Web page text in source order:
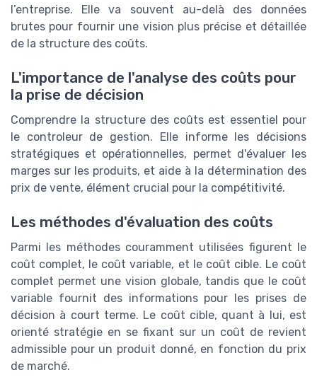
l’entreprise. Elle va souvent au-delà des données
brutes pour fournir une vision plus précise et détaillée
de la structure des coûts.
L'importance de l'analyse des coûts pour
la prise de décision
Comprendre la structure des coûts est essentiel pour
le controleur de gestion. Elle informe les décisions
stratégiques et opérationnelles, permet d'évaluer les
marges sur les produits, et aide à la détermination des
prix de vente, élément crucial pour la compétitivité.
Les méthodes d'évaluation des coûts
Parmi les méthodes couramment utilisées figurent le
coût complet, le coût variable, et le coût cible. Le coût
complet permet une vision globale, tandis que le coût
variable fournit des informations pour les prises de
décision à court terme. Le coût cible, quant à lui, est
orienté stratégie en se fixant sur un coût de revient
admissible pour un produit donné, en fonction du prix
de marché.